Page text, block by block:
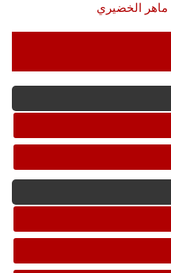
ماهر الخضيري